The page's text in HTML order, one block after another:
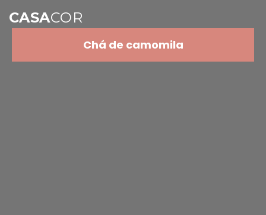
Chá de camomila
CASACOR